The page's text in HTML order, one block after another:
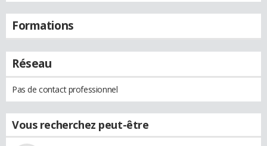
Formations
Réseau
Pas de contact professionnel
Vous recherchez peut-être